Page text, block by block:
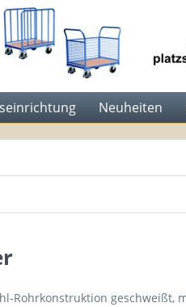
Neuheiten
Rohrkonstruktion geschweißt,